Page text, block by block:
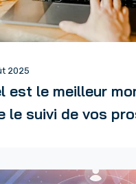
2025
est le meilleur
le suivi de vos